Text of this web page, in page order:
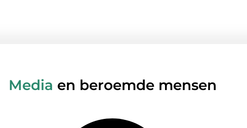
Media en beroemde mensen